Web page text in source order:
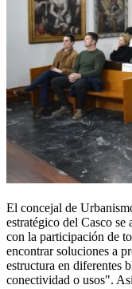
El concejal de
estratégico del Casco
con la participación de
encontrar soluciones a
estructura en diferentes
conectividad o usos".